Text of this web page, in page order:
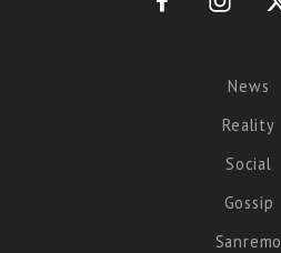
News
Reality
Social
Gossip
Sanremo